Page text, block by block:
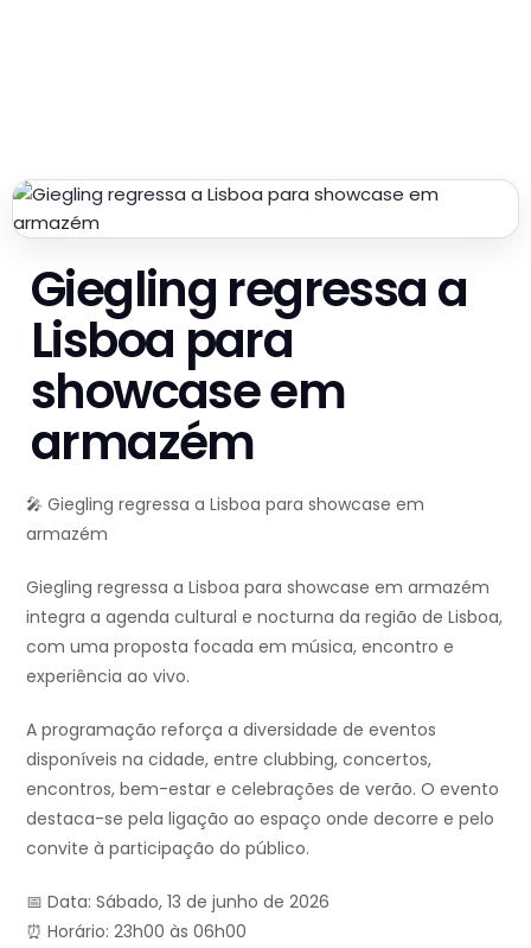
Giegling regressa a
Lisboa para
showcase em
armazém
🎤 Giegling regressa a Lisboa para showcase em
armazém
Giegling regressa a Lisboa para showcase em armazém
integra a agenda cultural e nocturna da região de Lisboa,
com uma proposta focada em música, encontro e
experiência ao vivo.
A programação reforça a diversidade de eventos
disponíveis na cidade, entre clubbing, concertos,
encontros, bem-estar e celebrações de verão. O evento
destaca-se pela ligação ao espaço onde decorre e pelo
convite à participação do público.
📅 Data: Sábado, 13 de junho de 2026
⏰ Horário: 23h00 às 06h00